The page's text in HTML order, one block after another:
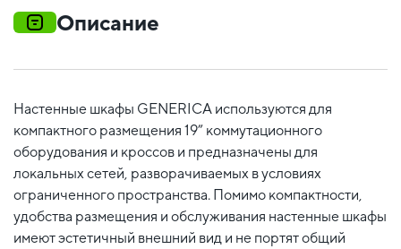
Описание
Настенные шкафы GENERICA используются для
компактного размещения 19” коммутационного
оборудования и кроссов и предназначены для
локальных сетей, разворачиваемых в условиях
ограниченного пространства. Помимо компактности,
удобства размещения и обслуживания настенные шкафы
имеют эстетичный внешний вид и не портят общий